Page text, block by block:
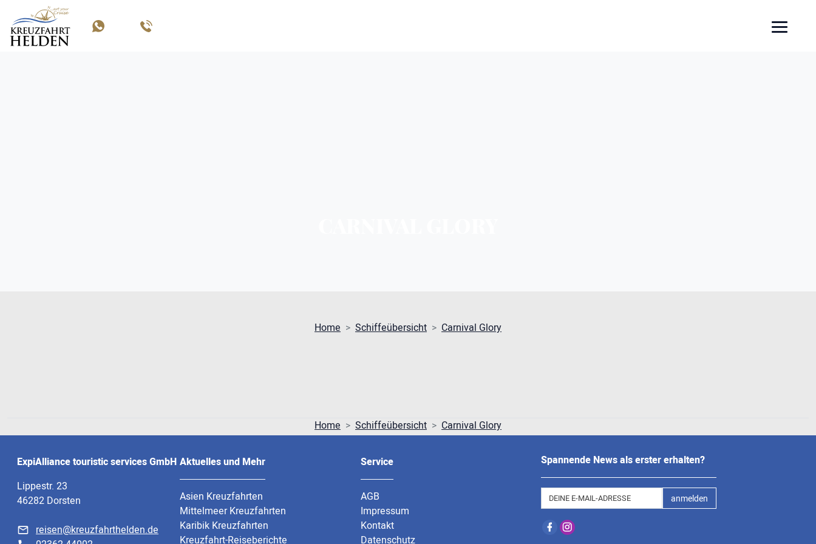
Home Schiffeübersicht Carnival Glory
Home Schiffeübersicht Carnival Glory
ExpiAlliance touristic services GmbH
Lippestr. 23
46282 Dorsten
reisen@kreuzfahrthelden.de
Aktuelles und Mehr
Asien Kreuzfahrten
Mittelmeer Kreuzfahrten
Karibik Kreuzfahrten
Kreuzfahrt-Reiseberichte
Service
AGB
Impressum
Kontakt
Datenschutz
Spannende News als erster erhalten?
anmelden